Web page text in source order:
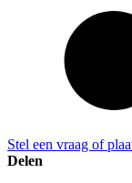
Stel een vraag of
Delen